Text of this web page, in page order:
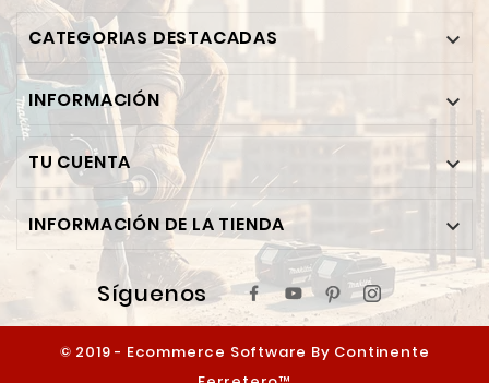
CATEGORIAS DESTACADAS 
INFORMACIÓN 
TU CUENTA 
INFORMACIÓN DE LA TIENDA 
Síguenos
© 2019 - Ecommerce Software By Continente